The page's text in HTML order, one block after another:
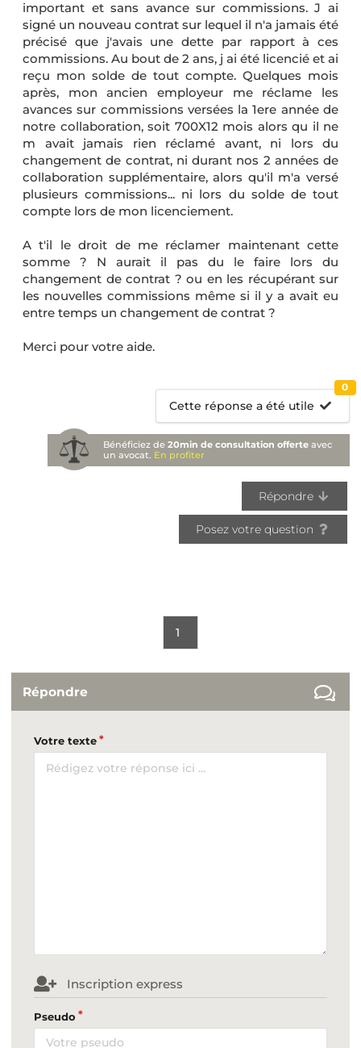
important et sans avance sur commissions. J ai
signé un nouveau contrat sur lequel il n'a jamais été
précisé que j'avais une dette par rapport à ces
commissions. Au bout de 2 ans, j ai été licencié et ai
reçu mon solde de tout compte. Quelques mois
après, mon ancien employeur me réclame les
avances sur commissions versées la 1ere année de
notre collaboration, soit 700X12 mois alors qu il ne
m avait jamais rien réclamé avant, ni lors du
changement de contrat, ni durant nos 2 années de
collaboration supplémentaire, alors qu'il m'a versé
plusieurs commissions... ni lors du solde de tout
compte lors de mon licenciement.
A t'il le droit de me réclamer maintenant cette
somme ? N aurait il pas du le faire lors du
changement de contrat ? ou en les récupérant sur
les nouvelles commissions même si il y a avait eu
entre temps un changement de contrat ?
Merci pour votre aide.
Cette réponse a été utile
0
Bénéficiez de20min de consultation offerte avec
un avocat. En profiter
Répondre
Posez votre question
1
Répondre
Votre texte
Inscription express
Pseudo